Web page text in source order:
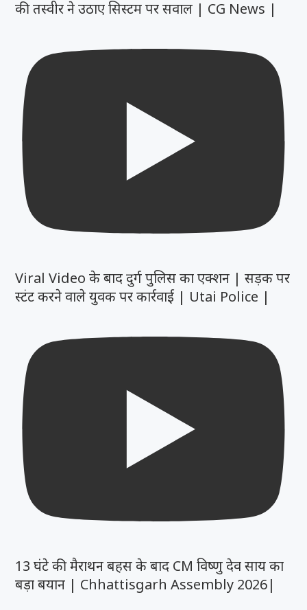
की तस्वीर ने उठाए सिस्टम पर सवाल | CG News |
Viral Video के बाद दुर्ग पुलिस का एक्शन | सड़क पर
स्टंट करने वाले युवक पर कार्रवाई | Utai Police |
13 घंटे की मैराथन बहस के बाद CM विष्णु देव साय का
बड़ा बयान | Chhattisgarh Assembly 2026|